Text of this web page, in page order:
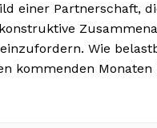
einer Partnerschaft,
Wie
kommenden